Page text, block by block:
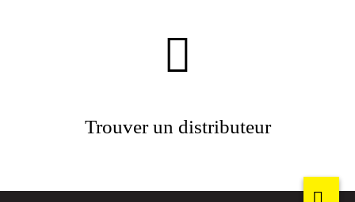
Trouver un distributeur